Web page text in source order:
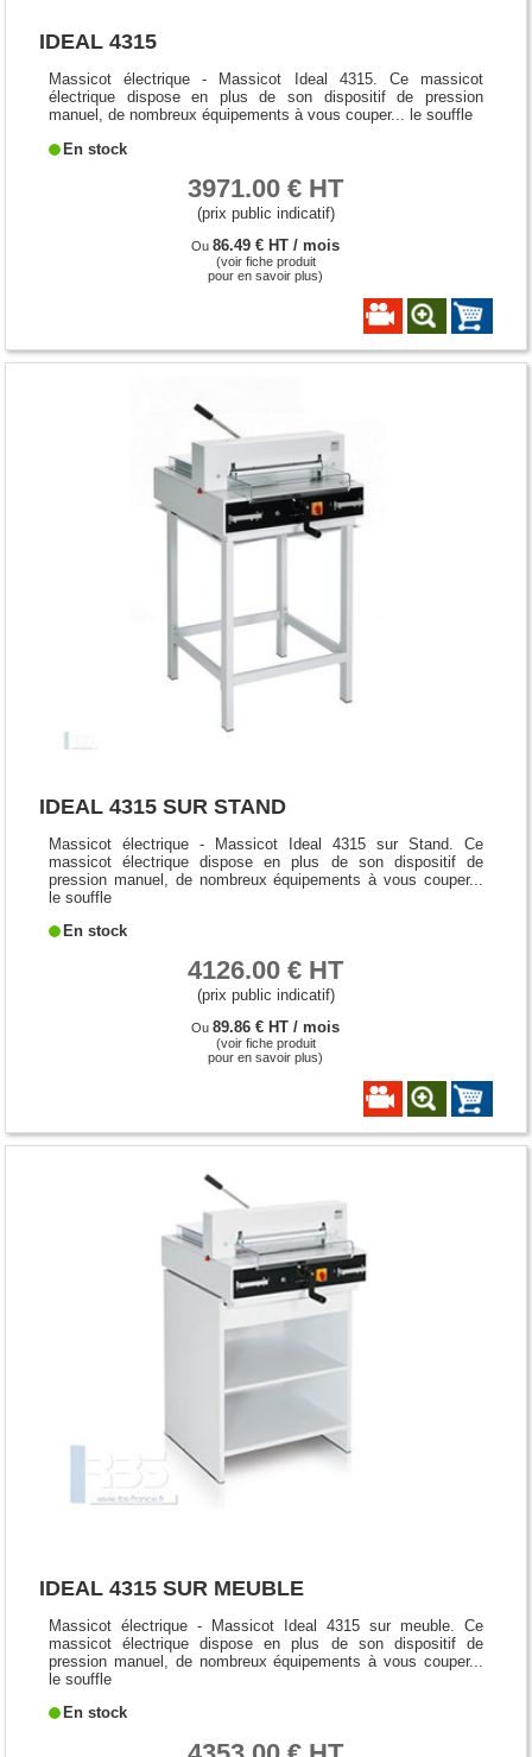
IDEAL 4315
Massicot électrique - Massicot Ideal 4315. Ce massicot
électrique dispose en plus de son dispositif de pression
manuel, de nombreux équipements à vous couper... le souffle
En stock
3971.00 € HT
(prix public indicatif)
Ou86.49 € HT / mois
(voir fiche produit
pour en savoir plus)
IDEAL 4315 SUR STAND
Massicot électrique - Massicot Ideal 4315 sur Stand. Ce
massicot électrique dispose en plus de son dispositif de
pression manuel, de nombreux équipements à vous couper...
le souffle
En stock
4126.00 € HT
(prix public indicatif)
Ou89.86 € HT / mois
(voir fiche produit
pour en savoir plus)
IDEAL 4315 SUR MEUBLE
Massicot électrique - Massicot Ideal 4315 sur meuble. Ce
massicot électrique dispose en plus de son dispositif de
pression manuel, de nombreux équipements à vous couper...
le souffle
En stock